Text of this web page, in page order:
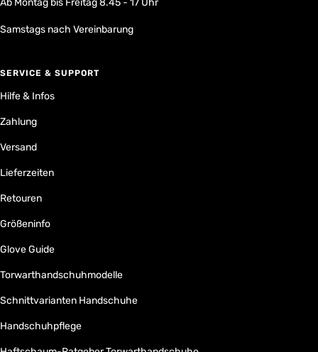
Samstags nach Vereinbarung
SERVICE & SUPPORT
Hilfe & Infos
Zahlung
Versand
Lieferzeiten
Retouren
Größeninfo
Glove Guide
Torwarthandschuhmodelle
Schnittvarianten Handschuhe
Handschuhpflege